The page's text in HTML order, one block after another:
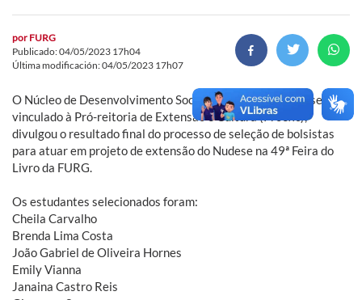
por FURG
Publicado: 04/05/2023 17h04
Última modificación: 04/05/2023 17h07
O Núcleo de Desenvolvimento Social e Econômico (Nudese),
vinculado à Pró-reitoria de Extensão e Cultura (Proexc),
divulgou o resultado final do processo de seleção de bolsistas
para atuar em projeto de extensão do Nudese na 49ª Feira do
Livro da FURG.
Os estudantes selecionados foram:
Cheila Carvalho
Brenda Lima Costa
João Gabriel de Oliveira Hornes
Emily Vianna
Janaina Castro Reis